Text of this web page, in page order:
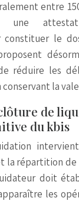
entre
une
constituer le
réduire les
la
de
du kbis
intervient
la répartition de
doit
les